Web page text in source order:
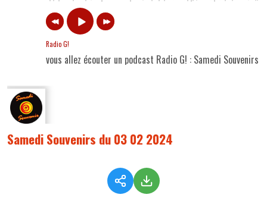
Radio G!
vous allez écouter un podcast Radio G! : Samedi Souvenirs
Samedi Souvenirs du 03 02 2024